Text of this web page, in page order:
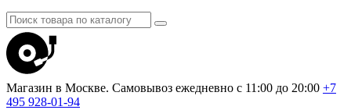
Магазин в Москве. Самовывоз ежедневно с 11:00 до 20:00 +7
495 928-01-94